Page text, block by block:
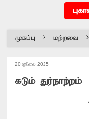
முகப்பு மற்றவை
20 ஜூலை 2025
கடும் துர்நாற்றம்